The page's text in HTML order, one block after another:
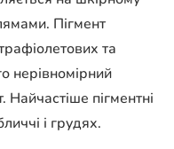
Пігмент
та
нерівномірний
пігментні
і грудях.